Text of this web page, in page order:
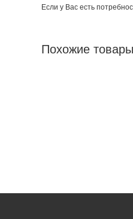
Если у Вас есть
Похожие товары